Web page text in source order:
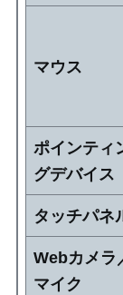
マウス
ポインティ
グデバイス
タッチパネ
Webカメラ
マイク